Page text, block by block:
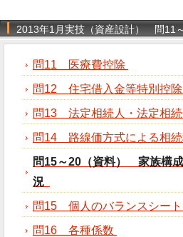
2013年1月実技（資産設計） 問11
問11 医療費控除
問12 住宅借入金等特別控
問13 法定相続人・法定相
問14 路線価方式による相
問15～20（資料） 家族構
況
問15 個人のバランスシート
問16 各種係数